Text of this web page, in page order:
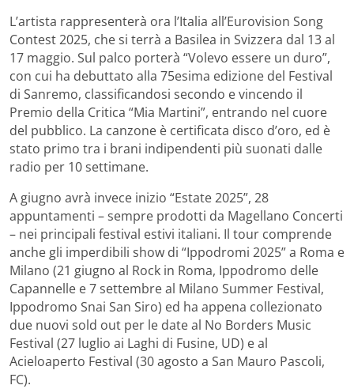
L’artista rappresenterà ora l’Italia all’Eurovision Song
Contest 2025, che si terrà a Basilea in Svizzera dal 13 al
17 maggio. Sul palco porterà “Volevo essere un duro”,
con cui ha debuttato alla 75esima edizione del Festival
di Sanremo, classificandosi secondo e vincendo il
Premio della Critica “Mia Martini”, entrando nel cuore
del pubblico. La canzone è certificata disco d’oro, ed è
stato primo tra i brani indipendenti più suonati dalle
radio per 10 settimane.
A giugno avrà invece inizio “Estate 2025”, 28
appuntamenti – sempre prodotti da Magellano Concerti
– nei principali festival estivi italiani. Il tour comprende
anche gli imperdibili show di “Ippodromi 2025” a Roma e
Milano (21 giugno al Rock in Roma, Ippodromo delle
Capannelle e 7 settembre al Milano Summer Festival,
Ippodromo Snai San Siro) ed ha appena collezionato
due nuovi sold out per le date al No Borders Music
Festival (27 luglio ai Laghi di Fusine, UD) e al
Acieloaperto Festival (30 agosto a San Mauro Pascoli,
FC).